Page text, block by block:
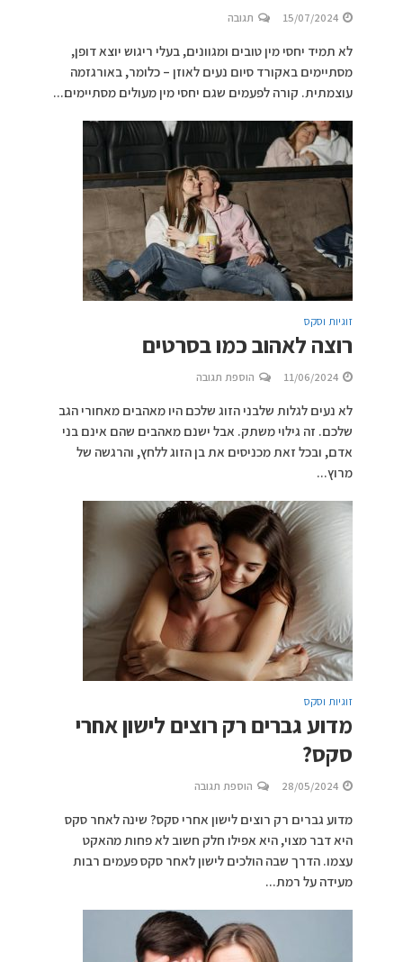
15/07/2024 תגובה
לא תמיד יחסי מין טובים ומגוונים, בעלי ריגוש יוצא דופן,
מסתיימים באקורד סיום נעים לאוזן – כלומר, באורגזמה
עוצמתית. קורה לפעמים שגם יחסי מין מעולים מסתיימים...
זוגיות וסקס
רוצה לאהוב כמו בסרטים
11/06/2024 הוספת תגובה
לא נעים לגלות שלבני הזוג שלכם היו מאהבים מאחורי הגב
שלכם. זה גילוי משתק. אבל ישנם מאהבים שהם אינם בני
אדם, ובכל זאת מכניסים את בן הזוג ללחץ, והרגשה של
מרוץ...
זוגיות וסקס
מדוע גברים רק רוצים לישון אחרי
סקס?
28/05/2024 הוספת תגובה
מדוע גברים רק רוצים לישון אחרי סקס? שינה לאחר סקס
היא דבר מצוי, היא אפילו חלק חשוב לא פחות מהאקט
עצמו. הדרך שבה הולכים לישון לאחר סקס פעמים רבות
מעידה על רמת...